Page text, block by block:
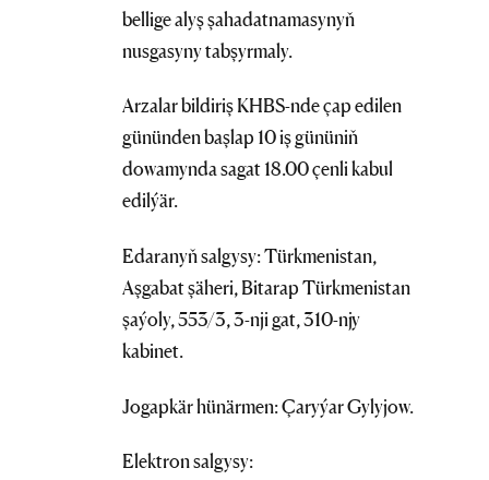
bellige alyş şahadatnamasynyň
nusgasyny tabşyrmaly.
Arzalar bildiriş KHBS-nde çap edilen
gününden başlap 10 iş gününiň
dowamynda sagat 18.00 çenli kabul
edilýär.
Edaranyň salgysy: Türkmenistan,
Aşgabat şäheri, Bitarap Türkmenistan
şaýoly, 553/3, 3-nji gat, 310-njy
kabinet.
Jogapkär hünärmen: Çaryýar Gylyjow.
Elektron salgysy: